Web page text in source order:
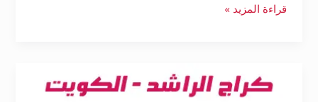
قراءة المزيد »
متنقل